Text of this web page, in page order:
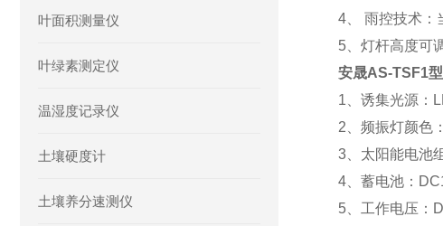
叶面积测量仪
叶绿素测定仪
温湿度记录仪
土壤硬度计
土壤养分速测仪
4、 雨控技术：
5、灯杆高度可
安晟AS-TSF1
1、诱集光源：
2、频振灯颜色
3、太阳能电池
4、蓄电池：
5、工作电压：